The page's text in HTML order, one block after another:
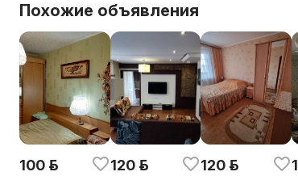
Похожие объявления
100 р. 120 р. 120 р.